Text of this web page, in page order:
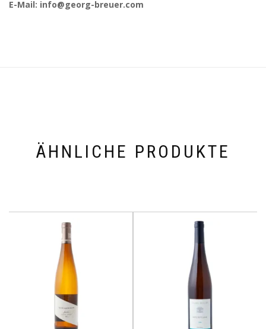
E-Mail: info@georg-breuer.com
ÄHNLICHE PRODUKTE